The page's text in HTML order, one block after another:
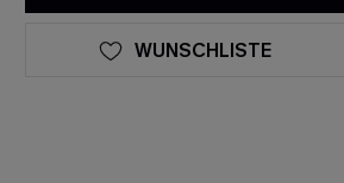
WUNSCHLISTE